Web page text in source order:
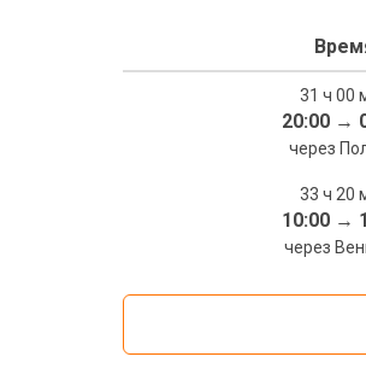
31 ч 00
20:00 →
через
33 ч 20
10:00 →
через